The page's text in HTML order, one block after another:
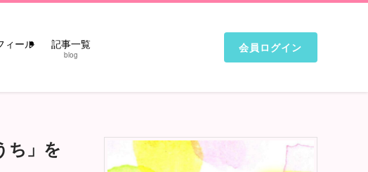
ィール 記事一覧
blog
会員ログイン
ち」を